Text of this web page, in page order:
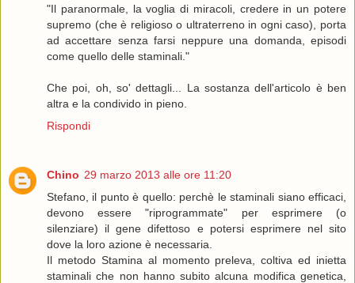
"Il paranormale, la voglia di miracoli, credere in un potere
supremo (che è religioso o ultraterreno in ogni caso), porta
ad accettare senza farsi neppure una domanda, episodi
come quello delle staminali."
Che poi, oh, so' dettagli... La sostanza dell'articolo è ben
altra e la condivido in pieno.
Rispondi
Chino 29 marzo 2013 alle ore 11:20
Stefano, il punto è quello: perchè le staminali siano efficaci,
devono essere "riprogrammate" per esprimere (o
silenziare) il gene difettoso e potersi esprimere nel sito
dove la loro azione è necessaria.
Il metodo Stamina al momento preleva, coltiva ed inietta
staminali che non hanno subito alcuna modifica genetica,